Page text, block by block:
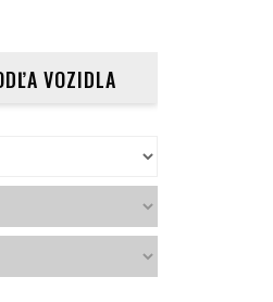
VOZIDLA